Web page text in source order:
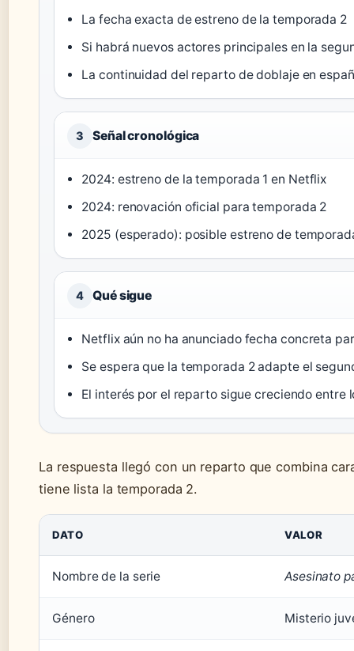
La fecha exacta de estreno de la temporada 2
Si habrá nuevos actores principales en la
La continuidad del reparto de doblaje en
3 Señal cronológica
2024: estreno de la temporada 1 en Netflix
2024: renovación oficial para temporada 2
2025 (esperado): posible estreno de
4 Qué sigue
Netflix aún no ha anunciado fecha concreta
Se espera que la temporada 2 adapte el
El interés por el reparto sigue creciendo entre
La respuesta llegó con un reparto que combina
tiene lista la temporada 2.
DATO VALOR
Nombre de la serie Asesinato
Género Misterio